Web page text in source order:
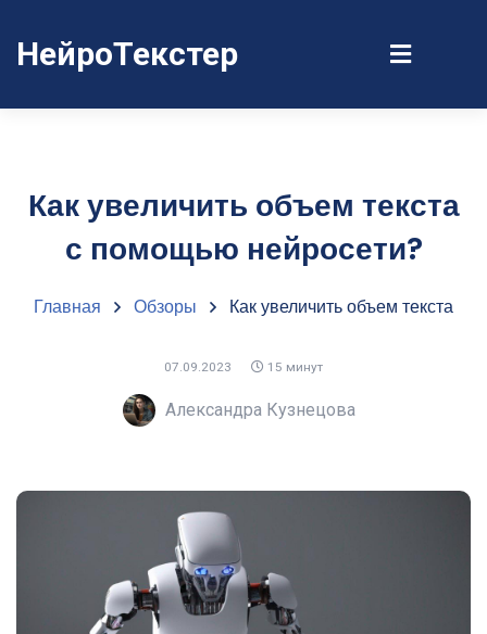
НейроТекстер
Как увеличить объем текста
с помощью нейросети?
Главная Обзоры Как увеличить объем текста
07.09.2023 15 минут
Александра Кузнецова